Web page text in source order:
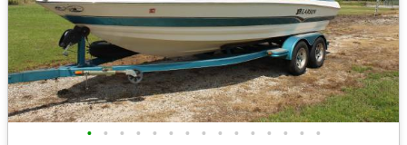
• • • • • • • • • • • • • • •